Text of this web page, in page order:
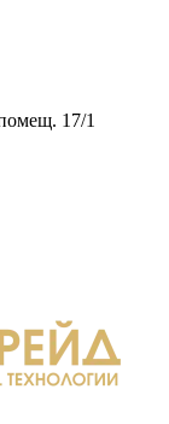
17/1